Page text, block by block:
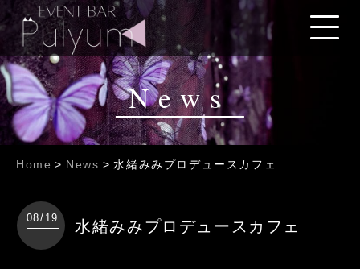
News
Home > News > 水緒みみプロデュースカフェ
08/19 水緒みみプロデュースカフェ